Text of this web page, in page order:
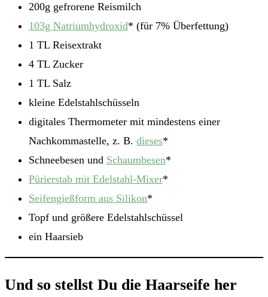
200g gefrorene Reismilch
103g Natriumhydroxid* (für 7% Überfettung)
1 TL Reisextrakt
4 TL Zucker
1 TL Salz
kleine Edelstahlschüsseln
digitales Thermometer mit mindestens einer
Nachkommastelle, z. B. dieses*
Schneebesen und Schaumbesen*
Pürierstab mit Edelstahl-Mixer*
Seifengießform aus Silikon*
Topf und größere Edelstahlschüssel
ein Haarsieb
Und so stellst Du die Haarseife her